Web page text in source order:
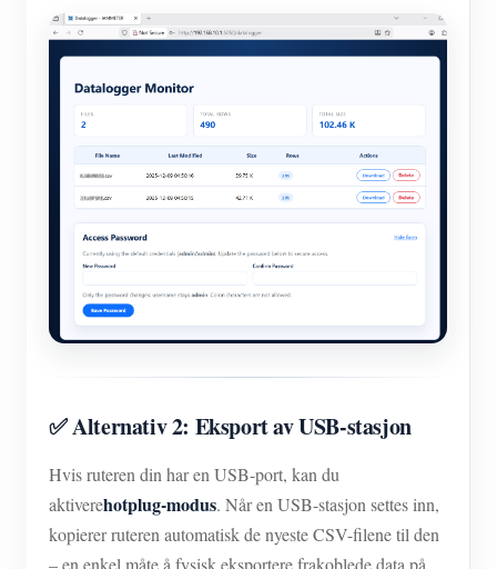
✅ Alternativ 2: Eksport av USB-stasjon
Hvis ruteren din har en USB-port, kan du
aktiverehotplug-modus. Når en USB-stasjon settes inn,
kopierer ruteren automatisk de nyeste CSV-filene til den
– en enkel måte å fysisk eksportere frakoblede data på.